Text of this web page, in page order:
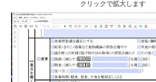
クリックで拡大します